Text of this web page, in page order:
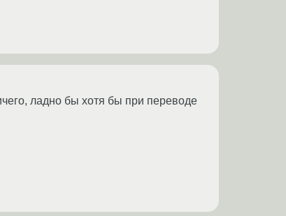
ладно бы хотя бы при переводе